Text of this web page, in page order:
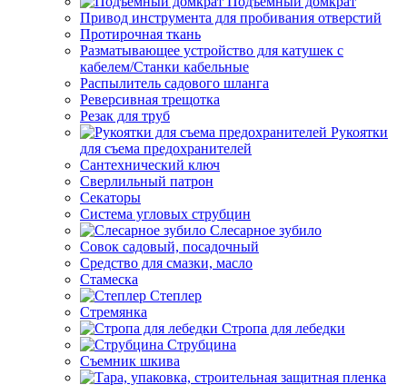
Привод инструмента для пробивания отверстий
Протирочная ткань
Разматывающее устройство для катушек с
кабелем/Станки кабельные
Распылитель садового шланга
Реверсивная трещотка
Резак для труб
Рукоятки
для съема предохранителей
Сантехнический ключ
Сверлильный патрон
Секаторы
Система угловых струбцин
Слесарное зубило
Совок садовый, посадочный
Средство для смазки, масло
Стамеска
Степлер
Стремянка
Стропа для лебедки
Струбцина
Съемник шкива